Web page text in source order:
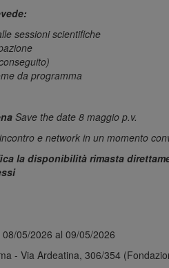
sessioni scientifiche
da programma
Save the date 8 maggio p.v.
e network in un momento
la disponibilità rimasta
08/05/2026 al 09/05/2026
- Via Ardeatina, 306/354